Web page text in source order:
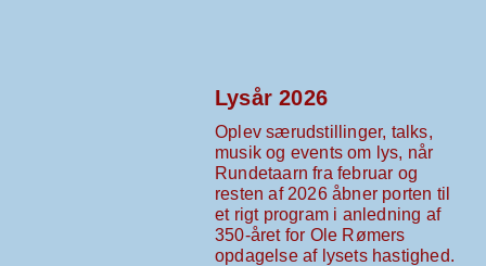
Lysår 2026
Oplev særudstillinger, talks,
musik og events om lys, når
Rundetaarn fra februar og
resten af 2026 åbner porten til
et rigt program i anledning af
350-året for Ole Rømers
opdagelse af lysets hastighed.